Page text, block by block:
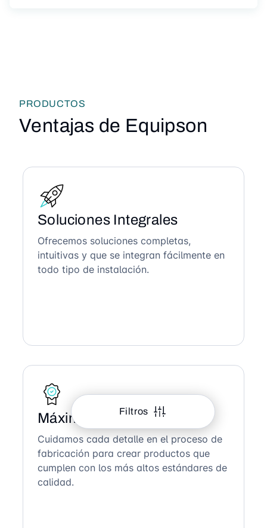
Filtros
PRODUCTOS
Ventajas de Equipson
Soluciones Integrales
Ofrecemos soluciones completas,
intuitivas y que se integran fácilmente en
todo tipo de instalación.
Máxima Calidad
Cuidamos cada detalle en el proceso de
fabricación para crear productos que
cumplen con los más altos estándares de
calidad.